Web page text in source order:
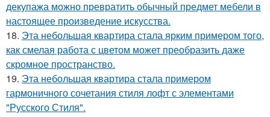
декупажа можно превратить обычный предмет мебели в
настоящее произведение искусства.
18. Эта небольшая квартира стала ярким примером того,
как смелая работа с цветом может преобразить даже
скромное пространство.
19. Эта небольшая квартира стала примером
гармоничного сочетания стиля лофт с элементами
"Русского Стиля".